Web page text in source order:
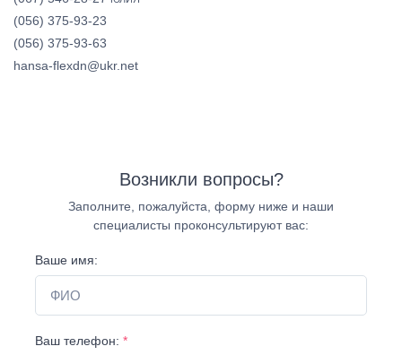
(056) 375-93-23
(056) 375-93-63
hansa-flexdn@ukr.net
Возникли вопросы?
Заполните, пожалуйста, форму ниже и наши
специалисты проконсультируют вас:
Ваше имя:
Ваш телефон: *